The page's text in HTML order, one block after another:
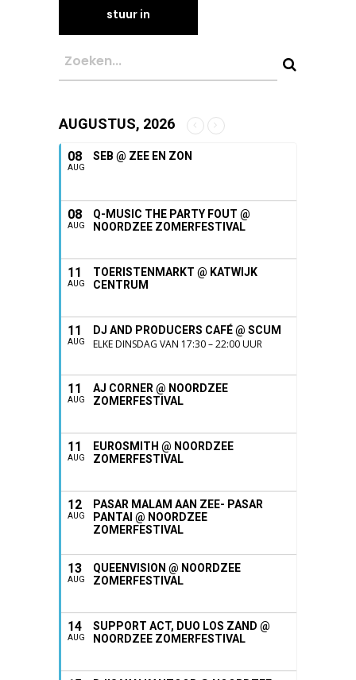
AUGUSTUS, 2026
08
AUG
SEB @ ZEE EN ZON
08
AUG
Q-MUSIC THE PARTY FOUT @
NOORDZEE ZOMERFESTIVAL
11
AUG
TOERISTENMARKT @ KATWIJK
CENTRUM
11
AUG
DJ AND PRODUCERS CAFÉ @ SCUM
ELKE DINSDAG VAN 17:30 – 22:00 UUR
11
AUG
AJ CORNER @ NOORDZEE
ZOMERFESTIVAL
11
AUG
EUROSMITH @ NOORDZEE
ZOMERFESTIVAL
12
AUG
PASAR MALAM AAN ZEE- PASAR
PANTAI @ NOORDZEE
ZOMERFESTIVAL
13
AUG
QUEENVISION @ NOORDZEE
ZOMERFESTIVAL
14
AUG
SUPPORT ACT, DUO LOS ZAND @
NOORDZEE ZOMERFESTIVAL